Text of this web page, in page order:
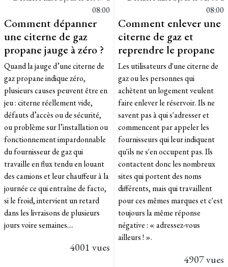
08:00
Comment dépanner
une citerne de gaz
propane jauge à zéro ?
Quand la jauge d’une citerne de
gaz propane indique zéro,
plusieurs causes peuvent être en
jeu : citerne réellement vide,
défauts d’accès ou de sécurité,
ou problème sur l’installation ou
fonctionnement impardonnable
du fournisseur de gaz qui
travaille en flux tendu en louant
des camions et leur chauffeur à la
journée ce qui entraîne de facto,
si le froid, intervient un retard
dans les livraisons de plusieurs
jours voire semaines....
4001 vues
08:00
Comment enlever une
citerne de gaz et
reprendre le propane
Les utilisateurs d'une citerne de
gaz ou les personnes qui
achètent un logement veulent
faire enlever le réservoir. Ils ne
savent pas à qui s'adresser et
commencent par appeler les
fournisseurs qui leur indiquent
qu'ils ne s'en occupent pas. Ils
contactent donc les nombreux
sites qui portent des noms
différents, mais qui travaillent
pour ces mêmes marques et c'est
toujours la même réponse
négative : « adressez-vous
ailleurs ! ».
4907 vues